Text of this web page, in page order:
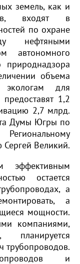
земель, как и
входят в
по охране
нефтяными
автономного
природнадзора
объема
для
1,2
2,7 млрд.
Думы Югры по
Великий.
эффективным
остается
а
а
мощности.
компаниями,
трубопроводов.
и